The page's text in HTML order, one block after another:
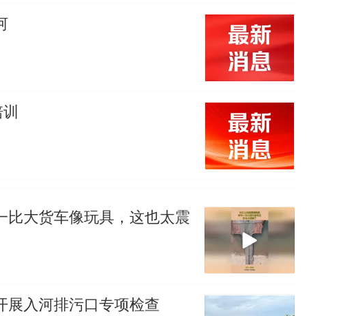
比大货车像玩具，这也太震
展入河排污口专项检查